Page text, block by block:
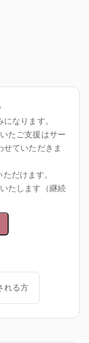
なります。
たご支援はサー
せていただきま
だけます。
たします（継続
れる方